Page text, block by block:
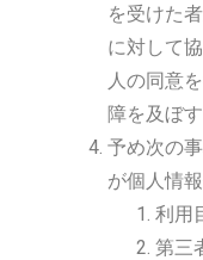
を受けた
に対して
人の同意
障を及ぼ
予め次の
が個人情
利用
第三